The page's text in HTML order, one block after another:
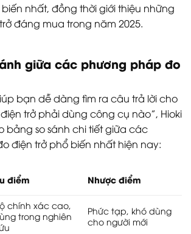
nhất, đồng thời giới thiệu những
đáng mua trong năm 2025.
giữa các phương pháp đo
bạn dễ dàng tìm ra câu trả lời cho
trở phải dùng công cụ nào”, Hioki
bảng so sánh chi tiết giữa các
điện trở phổ biến nhất hiện nay:
điểm Nhược điểm
chính xác cao,
trong nghiên
Phức tạp, khó dùng
cho người mới